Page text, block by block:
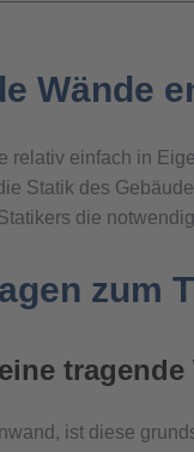
Wände
relativ einfach in
Statik des
die
zum
tragende
ist diese